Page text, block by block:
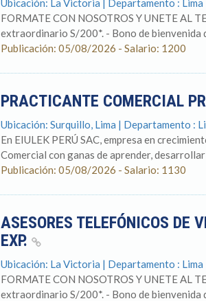
Ubicación: La Victoria | Departamento : Lima
FORMATE CON NOSOTROS Y UNETE AL
extraordinario S/200*. - Bono de bienvenida
Publicación: 05/08/2026 - Salario: 1200
PRACTICANTE COMERCIAL
Ubicación: Surquillo, Lima | Departamento :
En EIULEK PERÚ SAC, empresa en
Comercial con ganas de aprender, desarrollar
Publicación: 05/08/2026 - Salario: 1130
ASESORES TELEFÓNICOS DE
EXP.
Ubicación: La Victoria | Departamento : Lima
FORMATE CON NOSOTROS Y UNETE AL
extraordinario S/200*. - Bono de bienvenida